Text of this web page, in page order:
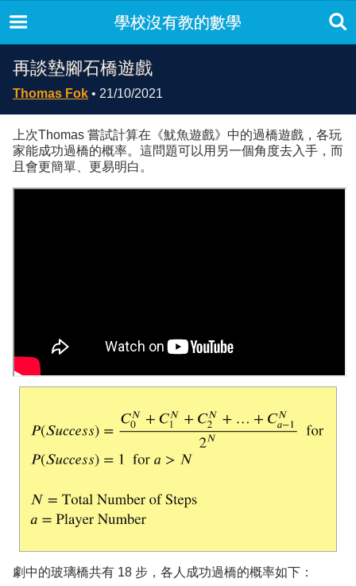
學校沒有教的數學
再談墊腳石橋遊戲
Thomas Fok • 21/10/2021
上次Thomas 嘗試計算在《魷魚遊戲》中的過橋遊戲，各玩
家能成功過橋的概率。這問題可以用另一個角度去入手，而
且會更簡單、更易明白。
劇中的玻璃橋共有 18 步，各人成功過橋的概率如下：